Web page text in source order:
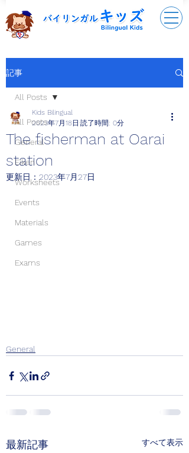
記事
All Posts
General
Eiken
Worksheets
Events
Materials
Games
Exams
All Posts
The fisherman at Oarai
station
Kids Bilingual
2023年7月18日 読了時間: 0分
更新日： 2023年7月27日
General
最新記事 すべて表示